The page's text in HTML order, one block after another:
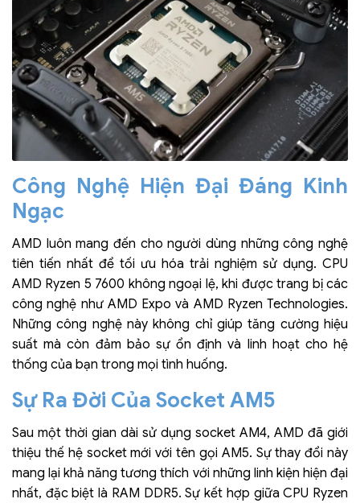
Công Nghệ Hiện Đại Đáng Kinh
Ngạc
AMD luôn mang đến cho người dùng những công nghệ
tiên tiến nhất để tối ưu hóa trải nghiệm sử dụng. CPU
AMD Ryzen 5 7600 không ngoại lệ, khi được trang bị các
công nghệ như AMD Expo và AMD Ryzen Technologies.
Những công nghệ này không chỉ giúp tăng cường hiệu
suất mà còn đảm bảo sự ổn định và linh hoạt cho hệ
thống của bạn trong mọi tình huống.
Sự Ra Đời Của Socket AM5
Sau một thời gian dài sử dụng socket AM4, AMD đã giới
thiệu thế hệ socket mới với tên gọi AM5. Sự thay đổi này
mang lại khả năng tương thích với những linh kiện hiện đại
nhất, đặc biệt là RAM DDR5. Sự kết hợp giữa CPU Ryzen